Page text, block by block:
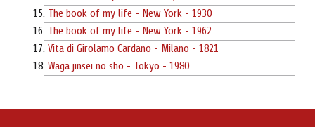
The book of my life - New York - 1930
The book of my life - New York - 1962
Vita di Girolamo Cardano - Milano - 1821
Waga jinsei no sho - Tokyo - 1980